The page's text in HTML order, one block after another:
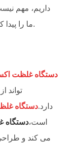
داریم، مهم
ما را پیدا کنید، ما مشکل را برای شما حل خواهیم کرد.
دستگاه غلظت
تواند
دارد.دستگاه
است،دستگاه
می کند و